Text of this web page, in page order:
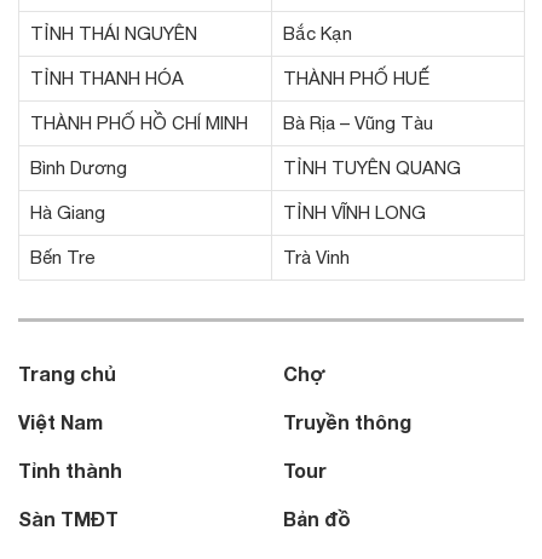
TỈNH THÁI NGUYÊN Bắc Kạn
TỈNH THANH HÓA THÀNH PHỐ HUẾ
THÀNH PHỐ HỒ CHÍ MINH Bà Rịa – Vũng Tàu
Bình Dương TỈNH TUYÊN QUANG
Hà Giang TỈNH VĨNH LONG
Bến Tre Trà Vinh
Trang chủ
Việt Nam
Tỉnh thành
Sàn TMĐT
Chợ
Truyền thông
Tour
Bản đồ